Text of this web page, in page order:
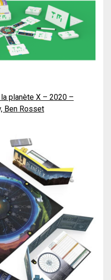
planète X – 2020 –
Ben Rosset